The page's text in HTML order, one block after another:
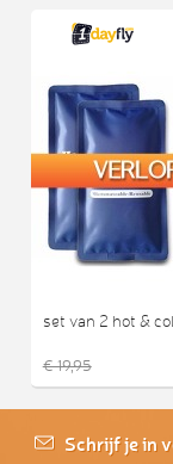
set van 2 hot &
€ 19,95
Schrijf je in